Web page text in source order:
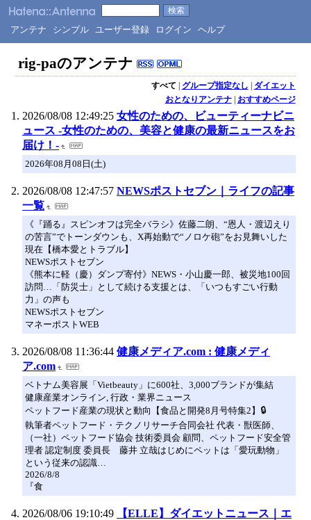
アンテナ シンプル ユーザー登録 ログイン ヘルプ
rig-paのアンテナ
すべて | グループ指定なし | ダイエット
おとなりアンテナ| おすすめページ
2026/08/08 12:49:25 女性のための、ビューティーナビニ
ュース -女性のための、美容と健康の最新ニュースをお
届け！-
2026年08月08日(土)
2026/08/08 12:47:57 NEWSポストセブン｜ライフの記事
一覧
《『踊る』スピンオフは完全バラシ》佐藤二朗、“恩人・渡辺えり
の苦言”でトーンダウンも、X再始動で“ノロケ砲”をお見舞いした
現在【橋本愛とトラブル】
NEWSポストセブン
《熊本に軽（慶）ダンプ寄付》NEWS・小山慶一郎、被災地100回
訪問…「防災士」として続ける支援とは、「いつもすごい行動
力」の声も
NEWSポストセブン
マネーポストWEB
2026/08/08 11:36:44 健康メディア.com : 健康メディ
ア.com
ベトナム美容展「Vietbeauty」に600社、3,000ブランドが集結
健康産業オンライン, 行政・業界ニュース
ペットフード産業の現状と動向【食品と開発8月号特集2】🔒
執筆者ペットフード・テクノリサーチ合同会社 代表・獣医師、
（一社）ペットフード協会 技術委員会 顧問、ペットフード安全管
理者 認定制度 委員長 藤井 ⽴哉はじめにペットは「愛玩動物」
という従来の認識…
2026/8/8
『食
2026/08/06 19:10:49
【ELLE】ダイエットニュース｜エ